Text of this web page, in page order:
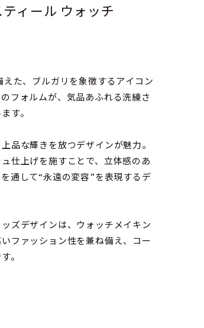
ィール ウォッチ
た、ブルガリを象徴するアイコン
フォルムが、気品あふれる洗練さ
す。
品な輝きを放つデザインが魅力。
仕上げを施すことで、立体感のあ
通して“永遠の変容”を表現するデ
ズデザインは、ウォッチメイキン
ファッション性を兼ね備え、コー
。